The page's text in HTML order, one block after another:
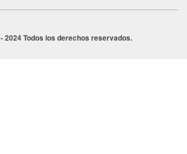
2024 Todos los derechos reservados.